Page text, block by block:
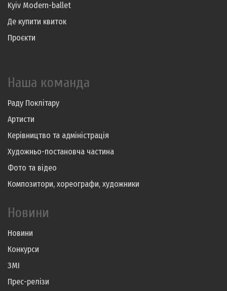
Kyiv Modern-ballet
Де купити квиток
Проєкти
Наша команда
Раду Поклітару
Артисти
Керівництво та адміністрація
Художньо-постановча частина
Фото та відео
Композитори, хореографи, художники
Новини
Новини
Конкурси
ЗМІ
Прес-релізи